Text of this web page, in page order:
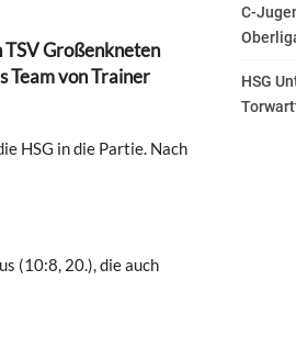
TSV Großenkneten
Team von Trainer
HSG in die Partie. Nach
(10:8, 20.), die auch
C-
HSG